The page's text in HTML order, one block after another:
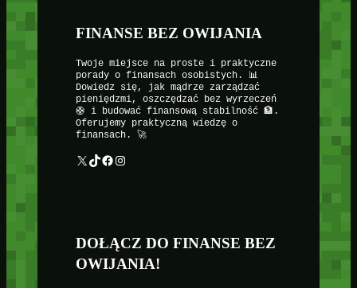
FINANSE BEZ OWIJANIA
Twoje miejsce na proste i praktyczne
porady o finansach osobistych. 📊
Dowiedz się, jak mądrze zarządzać
pieniędzmi, oszczędzać bez wyrzeczeń
🛟 i budować finansową stabilność 🏦.
Oferujemy praktyczną wiedzę o
finansach. 🚀
X TikTok Facebook Instagram
DOŁĄCZ DO FINANSE BEZ
OWIJANIA!